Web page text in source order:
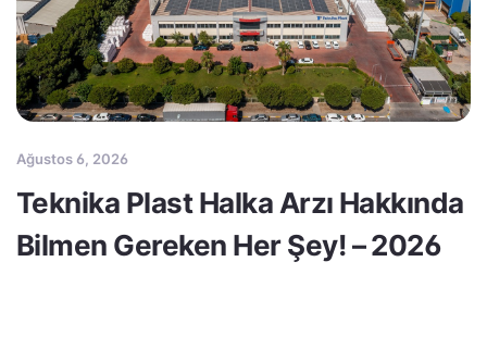
Ağustos 6, 2026
Teknika Plast Halka Arzı Hakkında
Bilmen Gereken Her Şey! – 2026